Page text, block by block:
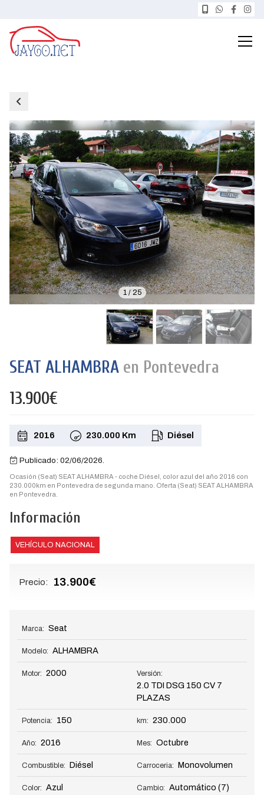
1/ 25
SEAT ALHAMBRA en Pontevedra
13.900€
2016 230.000 Km Diésel
Publicado: 02/06/2026.
Ocasión (Seat) SEAT ALHAMBRA - coche Diésel, color azul del año 2016 con
230.000km en Pontevedra de segunda mano. Oferta (Seat) SEAT ALHAMBRA
en Pontevedra.
Información
VEHÍCULO NACIONAL
Precio: 13.900€
Marca: Seat
Modelo: ALHAMBRA
Motor: 2000 Versión:
2.0 TDI DSG 150 CV 7
PLAZAS
Potencia: 150 km: 230.000
Año: 2016 Mes: Octubre
Combustible: Diésel Carroceria: Monovolumen
Color: Azul Cambio: Automático (7)